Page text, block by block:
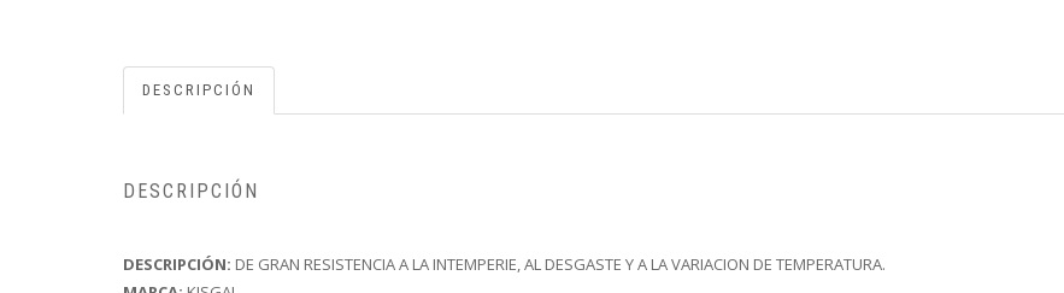
DESCRIPCIÓN
DESCRIPCIÓN
DESCRIPCIÓN: DE GRAN RESISTENCIA A LA INTEMPERIE, AL DESGASTE Y A LA VARIACION DE TEMPERATURA.